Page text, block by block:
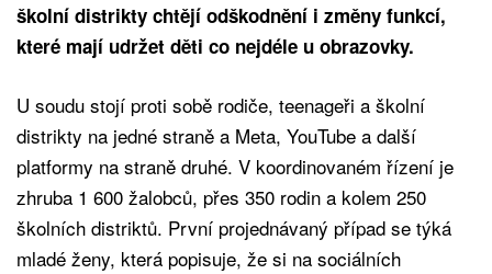
školní distrikty chtějí odškodnění i změny funkcí,
které mají udržet děti co nejdéle u obrazovky.
U soudu stojí proti sobě rodiče, teenageři a školní
distrikty na jedné straně a Meta, YouTube a další
platformy na straně druhé. V koordinovaném řízení je
zhruba 1 600 žalobců, přes 350 rodin a kolem 250
školních distriktů. První projednávaný případ se týká
mladé ženy, která popisuje, že si na sociálních